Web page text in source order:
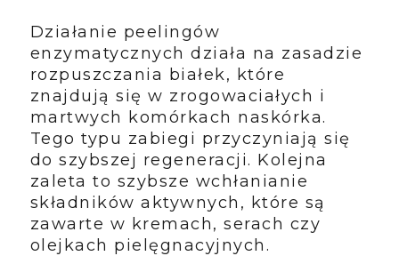
Działanie peelingów
enzymatycznych działa na zasadzie
rozpuszczania białek, które
znajdują się w zrogowaciałych i
martwych komórkach naskórka.
Tego typu zabiegi przyczyniają się
do szybszej regeneracji. Kolejna
zaleta to szybsze wchłanianie
składników aktywnych, które są
zawarte w kremach, serach czy
olejkach pielęgnacyjnych.